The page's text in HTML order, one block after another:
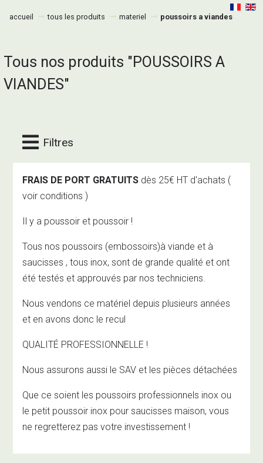
accueil tous les produits materiel poussoirs a viandes
Tous nos produits "POUSSOIRS A
VIANDES"
Filtres
FRAIS DE PORT GRATUITS dès 25€ HT d'achats (
voir conditions )
Il y a poussoir et poussoir !
Tous nos poussoirs (embossoirs)à viande et à
saucisses , tous inox, sont de grande qualité et ont
été testés et approuvés par nos techniciens.
Nous vendons ce matériel depuis plusieurs années
et en avons donc le recul
QUALITÉ PROFESSIONNELLE !
Nous assurons aussi le SAV et les pièces détachées
Que ce soient les poussoirs professionnels inox ou
le petit poussoir inox pour saucisses maison, vous
ne regretterez pas votre investissement !